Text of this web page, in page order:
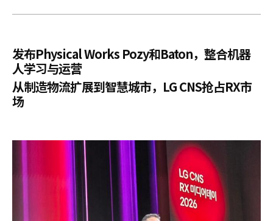
章 小
发布Physical Works Pozy和Baton，整合机器
人学习与运营
从制造物流扩展到智慧城市，LG CNS抢占RX市
场